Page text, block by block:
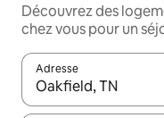
Découvrez des
chez vous pour un
Adresse
Lorsque les résultats